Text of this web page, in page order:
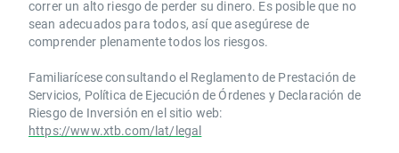
correr un alto riesgo de perder su dinero. Es posible que no
sean adecuados para todos, así que asegúrese de
comprender plenamente todos los riesgos.
Familiarícese consultando el Reglamento de Prestación de
Servicios, Política de Ejecución de Órdenes y Declaración de
Riesgo de Inversión en el sitio web:
https://www.xtb.com/lat/legal